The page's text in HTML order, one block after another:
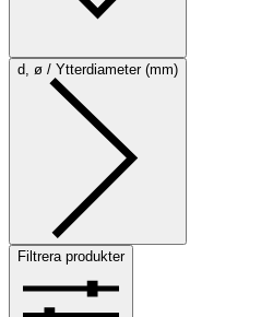
d, ø / Ytterdiameter (mm)
Filtrera produkter